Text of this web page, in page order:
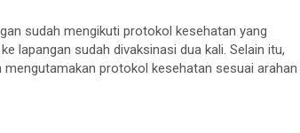
sudah mengikuti protokol kesehatan yang
lapangan sudah divaksinasi dua kali. Selain itu,
protokol kesehatan sesuai arahan